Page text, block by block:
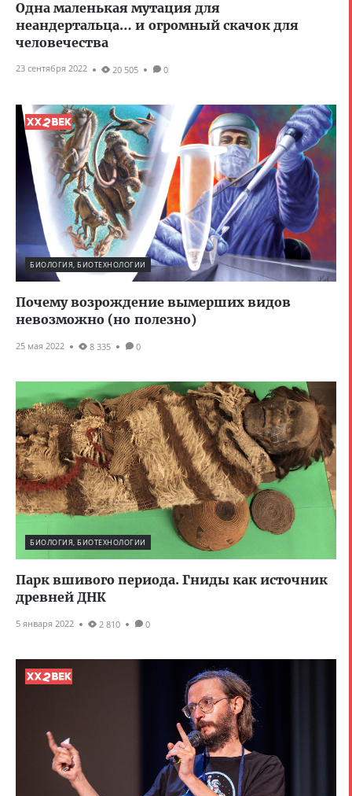
Одна маленькая мутация для
неандертальца… и огромный скачок для
человечества
23 сентября 2022 20 505 0
БИОЛОГИЯ, БИОТЕХНОЛОГИИ
Почему возрождение вымерших видов
невозможно (но полезно)
25 мая 2022 8 335 0
БИОЛОГИЯ, БИОТЕХНОЛОГИИ
Парк вшивого периода. Гниды как источник
древней ДНК
5 января 2022 2 810 0